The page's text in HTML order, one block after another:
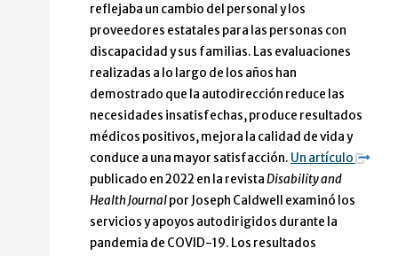
reflejaba un cambio del personal y los
proveedores estatales para las personas con
discapacidad y sus familias. Las evaluaciones
realizadas a lo largo de los años han
demostrado que la autodirección reduce las
necesidades insatisfechas, produce resultados
médicos positivos, mejora la calidad de vida y
conduce a una mayor satisfacción. Un artículo
publicado en 2022 en la revistaDisability and
Health Journalpor Joseph Caldwell examinó los
servicios y apoyos autodirigidos durante la
pandemia de COVID-19. Los resultados